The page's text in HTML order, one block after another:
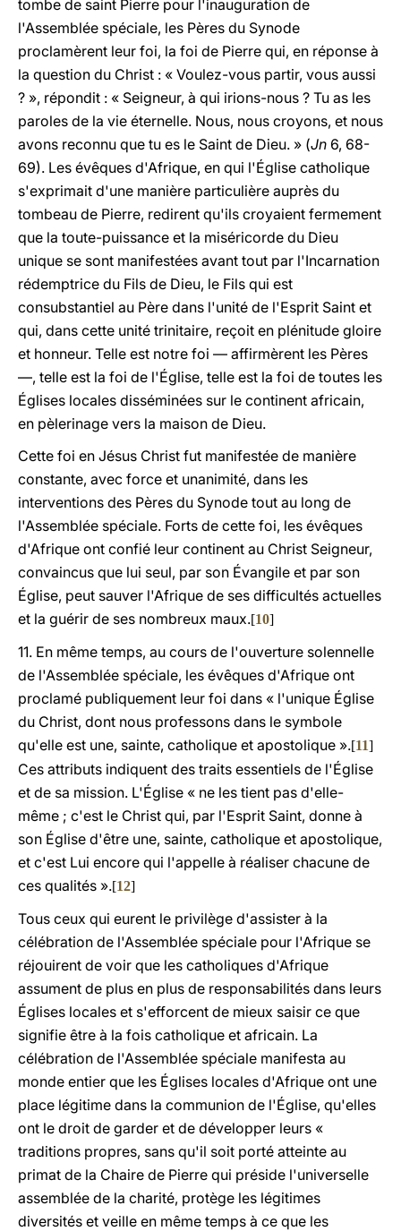
tombe de saint Pierre pour l'inauguration de
l'Assemblée spéciale, les Pères du Synode
proclamèrent leur foi, la foi de Pierre qui, en réponse à
la question du Christ : « Voulez-vous partir, vous aussi
? », répondit : « Seigneur, à qui irions-nous ? Tu as les
paroles de la vie éternelle. Nous, nous croyons, et nous
avons reconnu que tu es le Saint de Dieu. » (Jn 6, 68-
69). Les évêques d'Afrique, en qui l'Église catholique
s'exprimait d'une manière particulière auprès du
tombeau de Pierre, redirent qu'ils croyaient fermement
que la toute-puissance et la miséricorde du Dieu
unique se sont manifestées avant tout par l'Incarnation
rédemptrice du Fils de Dieu, le Fils qui est
consubstantiel au Père dans l'unité de l'Esprit Saint et
qui, dans cette unité trinitaire, reçoit en plénitude gloire
et honneur. Telle est notre foi — affirmèrent les Pères
—, telle est la foi de l'Église, telle est la foi de toutes les
Églises locales disséminées sur le continent africain,
en pèlerinage vers la maison de Dieu.
Cette foi en Jésus Christ fut manifestée de manière
constante, avec force et unanimité, dans les
interventions des Pères du Synode tout au long de
l'Assemblée spéciale. Forts de cette foi, les évêques
d'Afrique ont confié leur continent au Christ Seigneur,
convaincus que lui seul, par son Évangile et par son
Église, peut sauver l'Afrique de ses difficultés actuelles
et la guérir de ses nombreux maux.[10]
11. En même temps, au cours de l'ouverture solennelle
de l'Assemblée spéciale, les évêques d'Afrique ont
proclamé publiquement leur foi dans « l'unique Église
du Christ, dont nous professons dans le symbole
qu'elle est une, sainte, catholique et apostolique ».[11]
Ces attributs indiquent des traits essentiels de l'Église
et de sa mission. L'Église « ne les tient pas d'elle-
même ; c'est le Christ qui, par l'Esprit Saint, donne à
son Église d'être une, sainte, catholique et apostolique,
et c'est Lui encore qui l'appelle à réaliser chacune de
ces qualités ».[12]
Tous ceux qui eurent le privilège d'assister à la
célébration de l'Assemblée spéciale pour l'Afrique se
réjouirent de voir que les catholiques d'Afrique
assument de plus en plus de responsabilités dans leurs
Églises locales et s'efforcent de mieux saisir ce que
signifie être à la fois catholique et africain. La
célébration de l'Assemblée spéciale manifesta au
monde entier que les Églises locales d'Afrique ont une
place légitime dans la communion de l'Église, qu'elles
ont le droit de garder et de développer leurs «
traditions propres, sans qu'il soit porté atteinte au
primat de la Chaire de Pierre qui préside l'universelle
assemblée de la charité, protège les légitimes
diversités et veille en même temps à ce que les